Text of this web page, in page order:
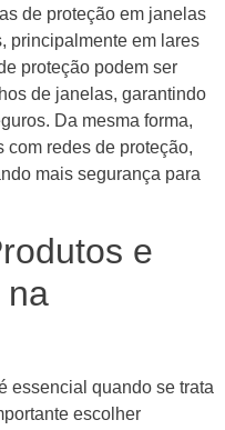
de proteção em janelas
principalmente em lares
proteção podem ser
de janelas, garantindo
Da mesma forma,
redes de proteção,
mais segurança para
e
na
essencial quando se trata
escolher